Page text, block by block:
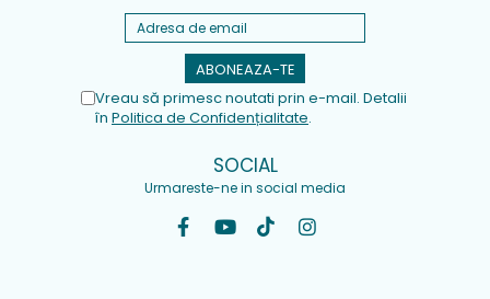
Vreau să primesc noutati prin e-mail. Detalii
în Politica de Confidențialitate.
SOCIAL
Urmareste-ne in social media